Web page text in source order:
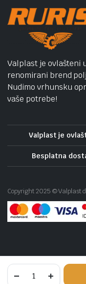
Scheppach
vertikalni
Valplast je ovlašteni
renomirani brend
Nudimo vrhunsku
vaše potrebe!
Valplast je
Besplatna
Copyright 2025 © Valplast